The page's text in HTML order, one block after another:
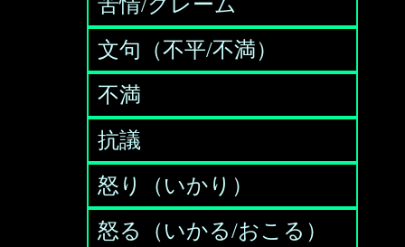
文句（不平/不満）
不満
抗議
怒り（いかり）
怒る（いかる/おこる）